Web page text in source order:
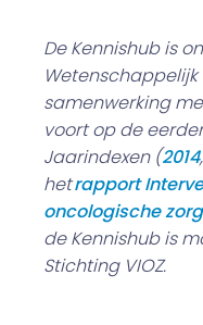
De Kennishub is
Wetenschappelijk
samenwerking
voort op de
Jaarindexen (2014,
hetrapport
oncologische
de Kennishub is
Stichting VIOZ.